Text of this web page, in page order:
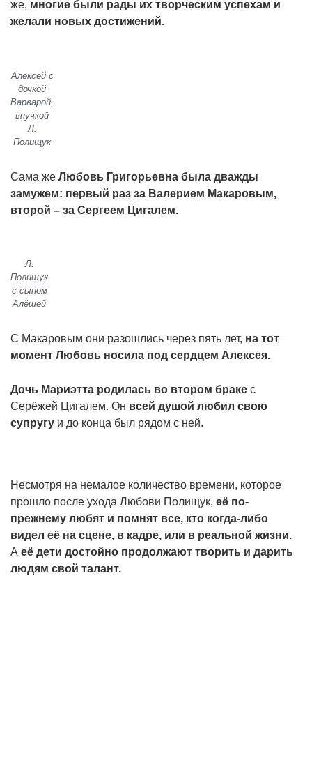
же, многие были рады их творческим успехам и
желали новых достижений.
Алексей с
дочкой
Варварой,
внучкой
Л.
Полищук
Сама же Любовь Григорьевна была дважды
замужем: первый раз за Валерием Макаровым,
второй – за Сергеем Цигалем.
Л.
Полищук
с сыном
Алёшей
С Макаровым они разошлись через пять лет, на тот
момент Любовь носила под сердцем Алексея.
Дочь Мариэтта родилась во втором браке с
Серёжей Цигалем. Он всей душой любил свою
супругу и до конца был рядом с ней.
Несмотря на немалое количество времени, которое
прошло после ухода Любови Полищук, её по-
прежнему любят и помнят все, кто когда-либо
видел её на сцене, в кадре, или в реальной жизни.
А её дети достойно продолжают творить и дарить
людям свой талант.